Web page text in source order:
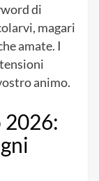
di
magari
amate. I
animo.
2026: